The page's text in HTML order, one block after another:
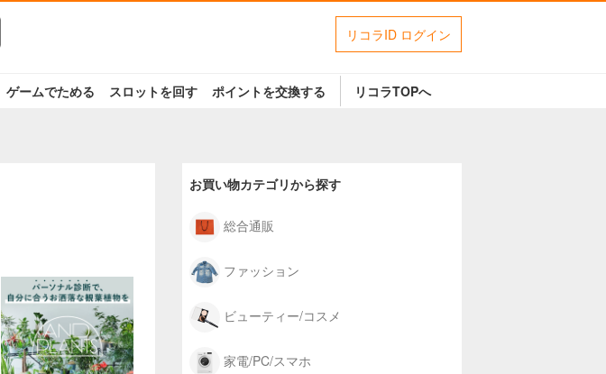
リコラID ログイン
ゲームでためる スロットを回す ポイントを交換する リコラTOPへ
お買い物カテゴリから探す
総合通販
ファッション
ビューティー/コスメ
家電/PC/スマホ